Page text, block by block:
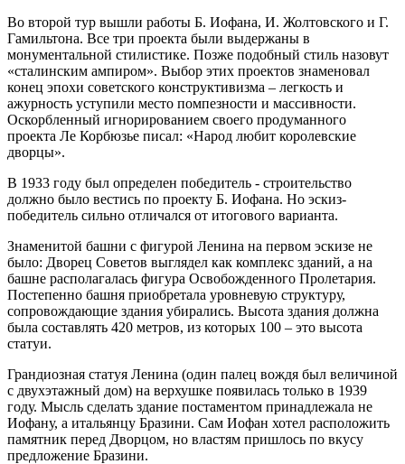
Во второй тур вышли работы Б. Иофана, И. Жолтовского и Г.
Гамильтона. Все три проекта были выдержаны в
монументальной стилистике. Позже подобный стиль назовут
«сталинским ампиром». Выбор этих проектов знаменовал
конец эпохи советского конструктивизма – легкость и
ажурность уступили место помпезности и массивности.
Оскорбленный игнорированием своего продуманного
проекта Ле Корбюзье писал: «Народ любит королевские
дворцы».
В 1933 году был определен победитель - строительство
должно было вестись по проекту Б. Иофана. Но эскиз-
победитель сильно отличался от итогового варианта.
Знаменитой башни с фигурой Ленина на первом эскизе не
было: Дворец Советов выглядел как комплекс зданий, а на
башне располагалась фигура Освобожденного Пролетария.
Постепенно башня приобретала уровневую структуру,
сопровождающие здания убирались. Высота здания должна
была составлять 420 метров, из которых 100 – это высота
статуи.
Грандиозная статуя Ленина (один палец вождя был величиной
с двухэтажный дом) на верхушке появилась только в 1939
году. Мысль сделать здание постаментом принадлежала не
Иофану, а итальянцу Бразини. Сам Иофан хотел расположить
памятник перед Дворцом, но властям пришлось по вкусу
предложение Бразини.